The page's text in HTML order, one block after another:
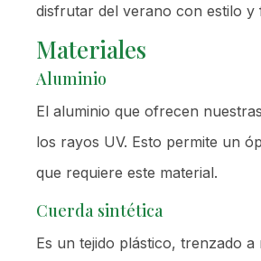
disfrutar del verano con estilo y
Materiales
Aluminio
El aluminio que ofrecen
los rayos UV. Esto permite un
que requiere este material.
Cuerda sintética
Es un tejido plástico, trenzado